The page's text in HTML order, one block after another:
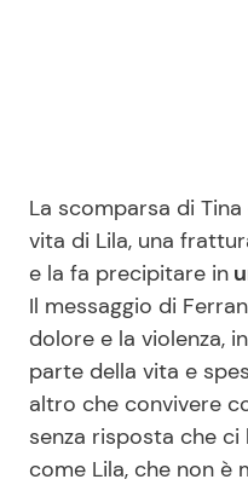
La scomparsa di
vita di Lila, una
e la fa precipitare in
Il messaggio di
dolore e la violenza,
parte della vita e
altro che convivere
senza risposta che
come Lila, che non è